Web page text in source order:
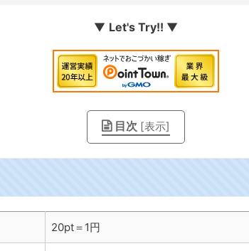
▼ Let's Try!! ▼
目次 [表示]
20pt＝1円